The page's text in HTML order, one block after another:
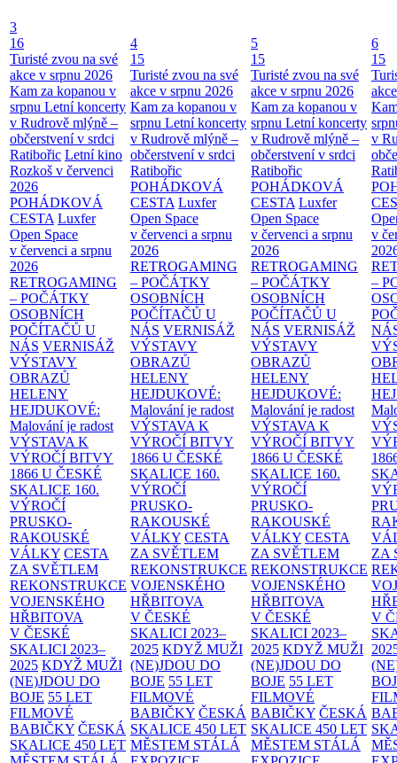
3
16
Turisté zvou na své
akce v srpnu 2026
Kam za kopanou v
srpnu Letní koncerty
v Rudrově mlýně –
občerstvení v srdci
Ratibořic Letní kino
Rozkoš v červenci
2026
POHÁDKOVÁ
CESTA Luxfer
Open Space
v červenci a srpnu
2026
RETROGAMING
– POČÁTKY
OSOBNÍCH
POČÍTAČŮ U
NÁS VERNISÁŽ
VÝSTAVY
OBRAZŮ
HELENY
HEJDUKOVÉ:
Malování je radost
VÝSTAVA K
VÝROČÍ BITVY
1866 U ČESKÉ
SKALICE 160.
VÝROČÍ
PRUSKO-
RAKOUSKÉ
VÁLKY CESTA
ZA SVĚTLEM
REKONSTRUKCE
VOJENSKÉHO
HŘBITOVA
V ČESKÉ
SKALICI 2023–
2025 KDYŽ MUŽI
(NE)JDOU DO
BOJE 55 LET
FILMOVÉ
BABIČKY ČESKÁ
SKALICE 450 LET
4
15
Turisté zvou na své
akce v srpnu 2026
Kam za kopanou v
srpnu Letní koncerty
v Rudrově mlýně –
občerstvení v srdci
Ratibořic
POHÁDKOVÁ
CESTA Luxfer
Open Space
v červenci a srpnu
2026
RETROGAMING
– POČÁTKY
OSOBNÍCH
POČÍTAČŮ U
NÁS VERNISÁŽ
VÝSTAVY
OBRAZŮ
HELENY
HEJDUKOVÉ:
Malování je radost
VÝSTAVA K
VÝROČÍ BITVY
1866 U ČESKÉ
SKALICE 160.
VÝROČÍ
PRUSKO-
RAKOUSKÉ
VÁLKY CESTA
ZA SVĚTLEM
REKONSTRUKCE
VOJENSKÉHO
HŘBITOVA
V ČESKÉ
SKALICI 2023–
2025 KDYŽ MUŽI
(NE)JDOU DO
BOJE 55 LET
FILMOVÉ
BABIČKY ČESKÁ
SKALICE 450 LET
MĚSTEM STÁLÁ
5
15
Turisté zvou na své
akce v srpnu 2026
Kam za kopanou v
srpnu Letní koncerty
v Rudrově mlýně –
občerstvení v srdci
Ratibořic
POHÁDKOVÁ
CESTA Luxfer
Open Space
v červenci a srpnu
2026
RETROGAMING
– POČÁTKY
OSOBNÍCH
POČÍTAČŮ U
NÁS VERNISÁŽ
VÝSTAVY
OBRAZŮ
HELENY
HEJDUKOVÉ:
Malování je radost
VÝSTAVA K
VÝROČÍ BITVY
1866 U ČESKÉ
SKALICE 160.
VÝROČÍ
PRUSKO-
RAKOUSKÉ
VÁLKY CESTA
ZA SVĚTLEM
REKONSTRUKCE
VOJENSKÉHO
HŘBITOVA
V ČESKÉ
SKALICI 2023–
2025 KDYŽ MUŽI
(NE)JDOU DO
BOJE 55 LET
FILMOVÉ
BABIČKY ČESKÁ
SKALICE 450 LET
MĚSTEM STÁLÁ
6
15
v
v
–
ZA
V